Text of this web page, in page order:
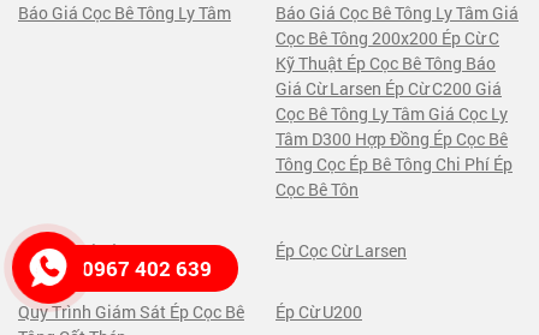
Báo Giá Cọc Bê Tông Ly Tâm
Báo Giá Cọc Bê Tông Ly Tâm Giá
Cọc Bê Tông 200x200 Ép Cừ C
Kỹ Thuật Ép Cọc Bê Tông Báo
Giá Cừ Larsen Ép Cừ C200 Giá
Cọc Bê Tông Ly Tâm Giá Cọc Ly
Tâm D300 Hợp Đồng Ép Cọc Bê
Tông Cọc Ép Bê Tông Chi Phí Ép
Cọc Bê Tôn
Giá Cột Bê Tông Ép Cọc Cừ Larsen
Quy Trình Giám Sát Ép Cọc Bê
Ép Cừ U200
0967 402 639